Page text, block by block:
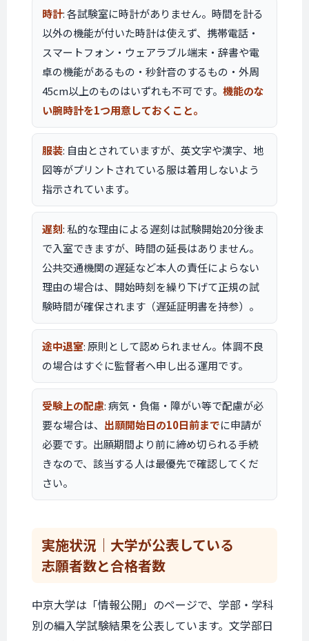
時計: 各試験室に時計がありません。時間を計る
以外の機能が付いた時計は使えず、携帯電話・
スマートフォン・ウェアラブル端末・辞書や電
卓の機能があるもの・秒針音のするもの・外周
45cm以上のものはいずれも不可です。 機能のな
い腕時計を1つ用意しておくこと。
服装: 自由とされていますが、英文字や漢字、地
図等がプリントされている服は着用しないよう
指示されています。
遅刻: 私的な理由による遅刻は試験開始20分後ま
で入室できますが、時間の延長はありません。
公共交通機関の遅延など本人の責任によらない
理由の場合は、開始時刻を繰り下げて正規の試
験時間が確保されます（遅延証明書を持参）。
途中退室: 原則として認められません。体調不良
の場合はすぐに監督者へ申し出る運用です。
受験上の配慮: 病気・負傷・障がい等で配慮が必
要な場合は、 出願開始日の10日前までに申請が
必要です。出願期間より前に締め切られる手続
きなので、該当する人は最優先で確認してくだ
さい。
実施状況｜ 大学が公表している
志願者数と合格者数
中京大学は「情報公開」のページで、学部・学科
別の編入学試験結果を公表しています。文学部日